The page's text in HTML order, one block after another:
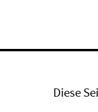
Diese